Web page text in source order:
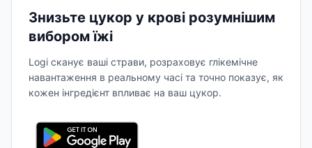
Знизьте цукор у крові розумнішим
вибором їжі
Logi сканує ваші страви, розраховує глікемічне
навантаження в реальному часі та точно показує, як
кожен інгредієнт впливає на ваш цукор.